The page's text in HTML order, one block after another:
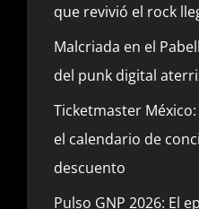
que revivió el rock
Malcriada en el
del punk digital
Ticketmaster
el calendario de
descuento
Pulso GNP 2026: El